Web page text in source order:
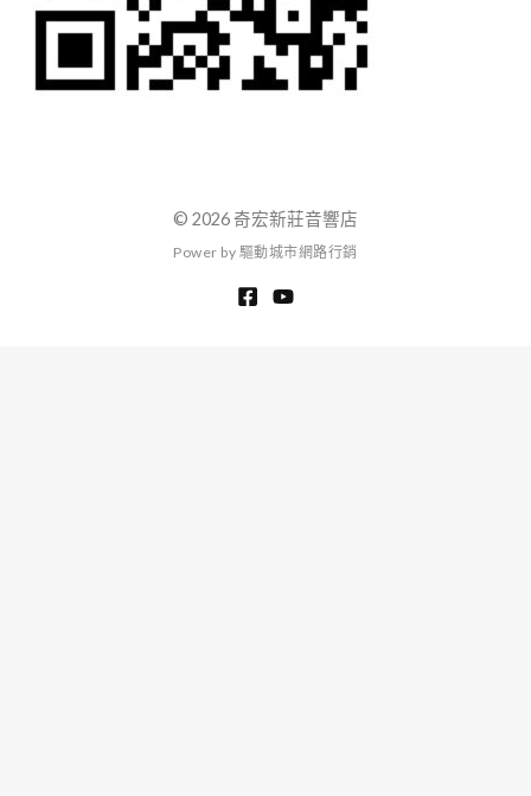
© 2026 奇宏新莊音響店
Power by 驅動城市網路行銷